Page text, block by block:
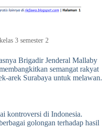
3 semester 2
Brigadir Jenderal Mallaby
semangat rakyat
arek Surabaya untuk melawan.
kontroversi di Indonesia.
golongan terhadap hasil